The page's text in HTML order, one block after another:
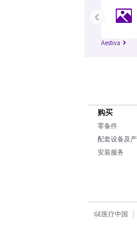
Aestiva
‹
购买
零备件
配套设备及
安装服务
GE医疗中国